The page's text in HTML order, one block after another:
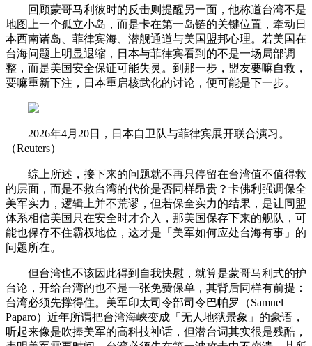
回顾蒙哥马利彼时的反击则提醒另一面，他称道台湾不是
地图上一个孤立小岛，而是卡在第一岛链的关键位置，牵动日
本西南诸岛、菲律宾海、潜舰通道与美国盟邦心理。若美国在
台海问题上明显退缩，日本与菲律宾看到的不是一场局部调
整，而是美国安全保证可能失灵。到那一步，盟友要嘛自救，
要嘛重新下注，日本重启核武化的讨论，便可能是下一步。
2026年4月20日，日本自卫队与菲律宾展开联合演习。
（Reuters）
综上所述，接下来的问题就不再只停留在台湾值不值得救
的层面，而是不救台湾的代价是否同样昂贵？卡佛利强调保全
美军实力，逻辑上并不荒谬，但若保全实力的结果，是让同盟
体系相信美国只在安全时才介入，那美国保存下来的舰队，可
能也保存不住霸权地位，这才是「美军如何应处台海有事」的
问题所在。
但台湾也不该因此得到自我快慰，就算是蒙哥马利式的护
台论，开给台湾的也不是一张免费保单，其背后同样有前提：
台湾必须先撑得住。美军印太司令部司令巴帕罗（Samuel
Paparo）近年所谓把台湾海峡变成「无人地狱景象」的豪语，
听起来像是吹捧美军的高科技神话，但潜台词其实很是残酷，